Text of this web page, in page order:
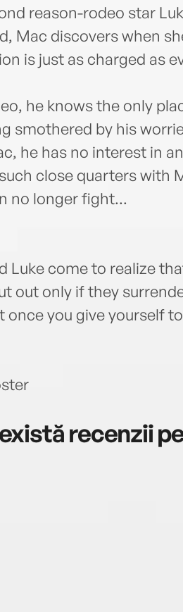
reason-rodeo star
Mac discovers when
is just as charged as
he knows the only
smothered by his
he has no interest in
close quarters with
no longer fight...
Luke come to realize
out only if they
you give yourself
recenzii